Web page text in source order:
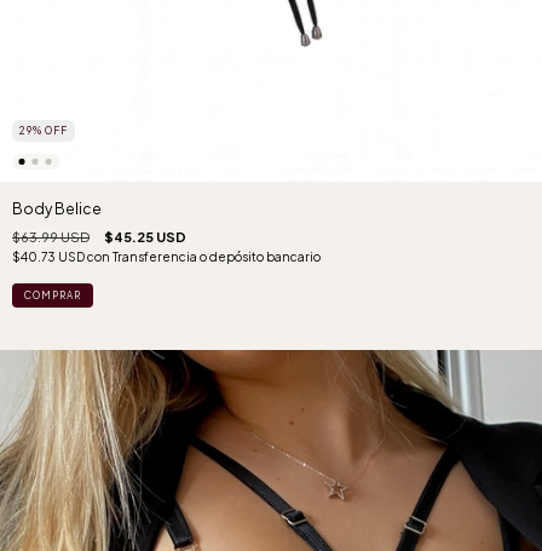
29% OFF
Body Belice
$63.99 USD $45.25 USD
$40.73 USDcon Transferencia o depósito bancario
COMPRAR